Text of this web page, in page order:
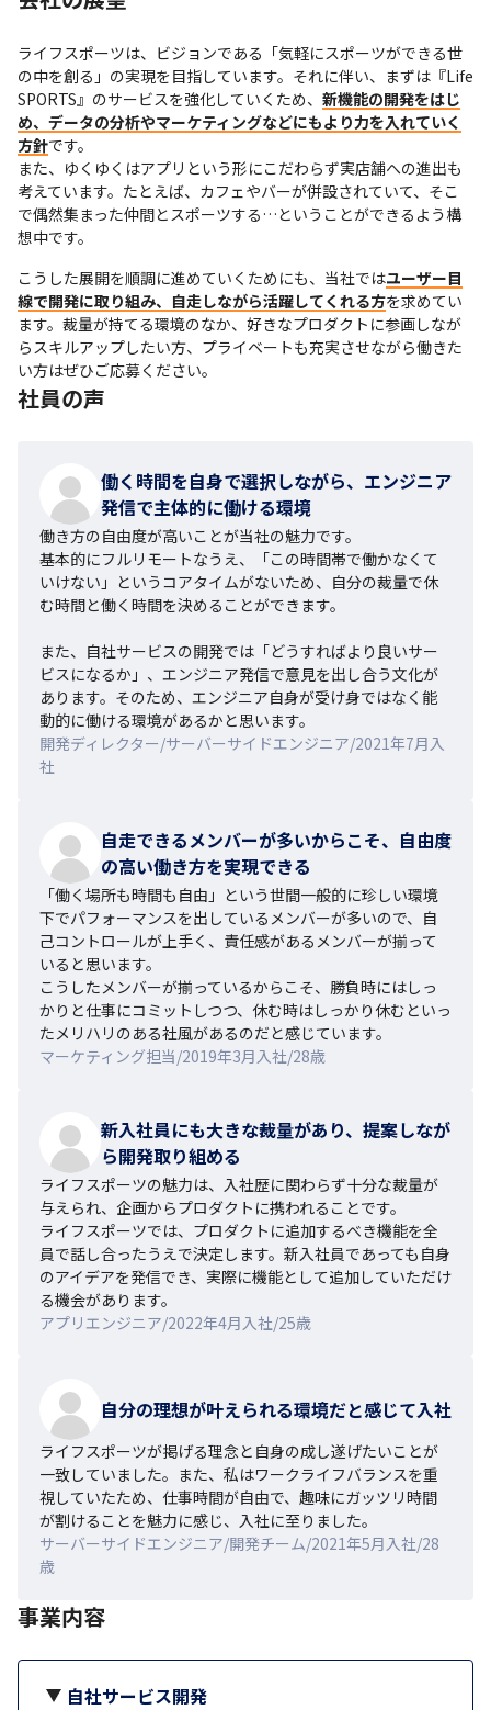
ライフスポーツは、ビジョンである「気軽にスポーツができる世
の中を創る」の実現を目指しています。それに伴い、まずは『Life
SPORTS』のサービスを強化していくため、 新機能の開発をはじ
め、データの分析やマーケティングなどにもより力を入れていく
方針です。
また、ゆくゆくはアプリという形にこだわらず実店舗への進出も
考えています。たとえば、カフェやバーが併設されていて、そこ
で偶然集まった仲間とスポーツする…ということができるよう構
想中です。
こうした展開を順調に進めていくためにも、当社ではユーザー目
線で開発に取り組み、自走しながら活躍してくれる方を求めてい
ます。裁量が持てる環境のなか、好きなプロダクトに参画しなが
らスキルアップしたい方、プライベートも充実させながら働きた
い方はぜひご応募ください。
社員の声
働く時間を自身で選択しながら、エンジニア
発信で主体的に働ける環境
働き方の自由度が高いことが当社の魅力です。
基本的にフルリモートなうえ、「この時間帯で働かなくて
いけない」というコアタイムがないため、自分の裁量で休
む時間と働く時間を決めることができます。
また、自社サービスの開発では「どうすればより良いサー
ビスになるか」、エンジニア発信で意見を出し合う文化が
あります。そのため、エンジニア自身が受け身ではなく能
動的に働ける環境があるかと思います。
開発ディレクター/サーバーサイドエンジニア/2021年7月入
社
自走できるメンバーが多いからこそ、自由度
の高い働き方を実現できる
「働く場所も時間も自由」という世間一般的に珍しい環境
下でパフォーマンスを出しているメンバーが多いので、自
己コントロールが上手く、責任感があるメンバーが揃って
いると思います。
こうしたメンバーが揃っているからこそ、勝負時にはしっ
かりと仕事にコミットしつつ、休む時はしっかり休むといっ
たメリハリのある社風があるのだと感じています。
マーケティング担当/2019年3月入社/28歳
新入社員にも大きな裁量があり、提案しなが
ら開発取り組める
ライフスポーツの魅力は、入社歴に関わらず十分な裁量が
与えられ、企画からプロダクトに携われることです。
ライフスポーツでは、プロダクトに追加するべき機能を全
員で話し合ったうえで決定します。新入社員であっても自身
のアイデアを発信でき、実際に機能として追加していただけ
る機会があります。
アプリエンジニア/2022年4月入社/25歳
自分の理想が叶えられる環境だと感じて入社
ライフスポーツが掲げる理念と自身の成し遂げたいことが
一致していました。また、私はワークライフバランスを重
視していたため、仕事時間が自由で、趣味にガッツリ時間
が割けることを魅力に感じ、入社に至りました。
サーバーサイドエンジニア/開発チーム/2021年5月入社/28
歳
事業内容
自社サービス開発